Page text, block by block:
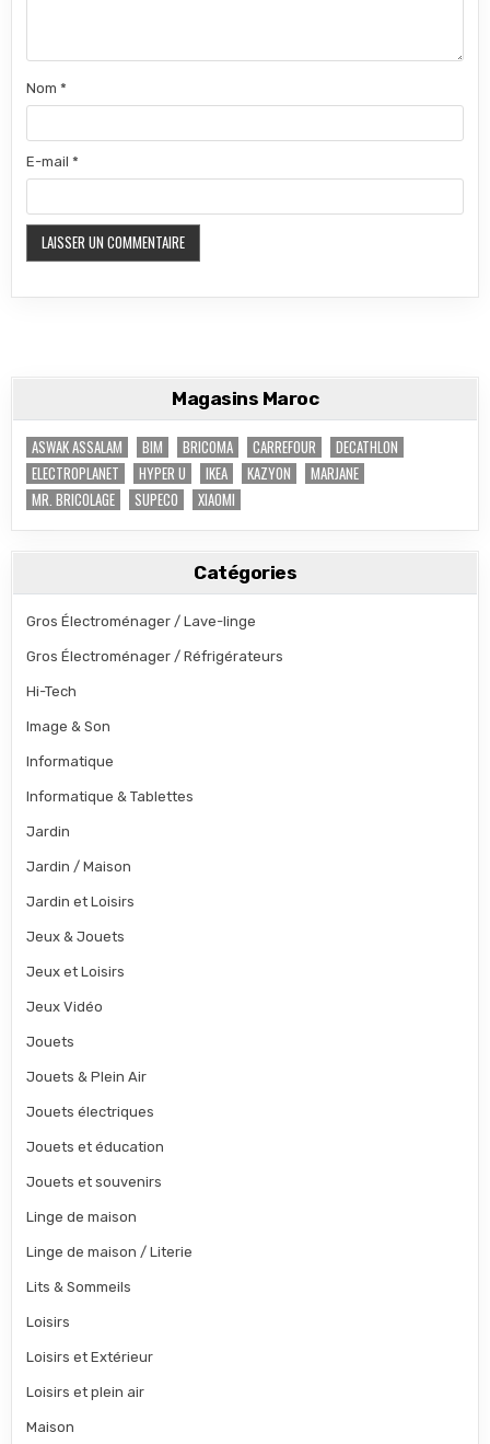
Nom*
E-mail*
Magasins Maroc
ASWAK ASSALAM BIM BRICOMA CARREFOUR
DECATHLON
ELECTROPLANET
HYPER U IKEA KAZYON
MARJANE
MR. BRICOLAGE
SUPECO XIAOMI
Catégories
Gros Électroménager / Lave-linge
Gros Électroménager / Réfrigérateurs
Hi-Tech
Image & Son
Informatique
Informatique & Tablettes
Jardin
Jardin / Maison
Jardin et Loisirs
Jeux & Jouets
Jeux et Loisirs
Jeux Vidéo
Jouets
Jouets & Plein Air
Jouets électriques
Jouets et éducation
Jouets et souvenirs
Linge de maison
Linge de maison / Literie
Lits & Sommeils
Loisirs
Loisirs et Extérieur
Loisirs et plein air
Maison